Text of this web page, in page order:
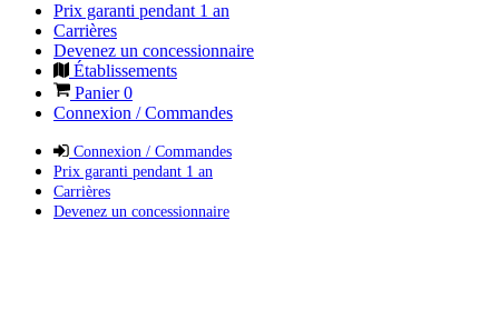
Prix garanti pendant 1 an
Carrières
Devenez un concessionnaire
Établissements
Panier0
Connexion / Commandes
Connexion / Commandes
Prix garanti pendant 1 an
Carrières
Devenez un concessionnaire